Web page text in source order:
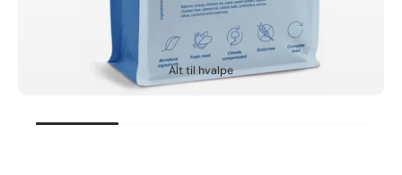
Alt til hvalpe